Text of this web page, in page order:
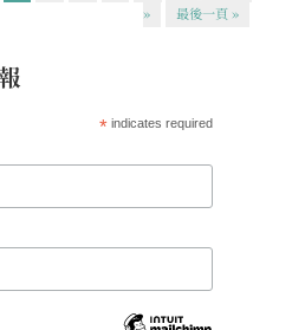
»
最後一頁 »
* indicates required